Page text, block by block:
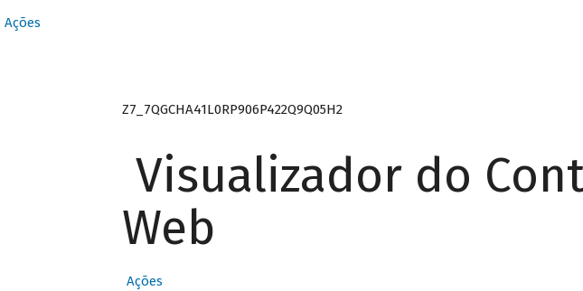
Ações
Z7_7QGCHA41L0RP906P422Q9Q05H2
Visualizador do
Web
Ações